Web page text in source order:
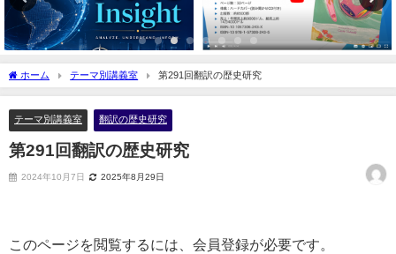
ホーム テーマ別講義室 第291回翻訳の歴史研究
テーマ別講義室 翻訳の歴史研究
第291回翻訳の歴史研究
2024年10月7日 2025年8月29日
このページを閲覧するには、会員登録が必要です。